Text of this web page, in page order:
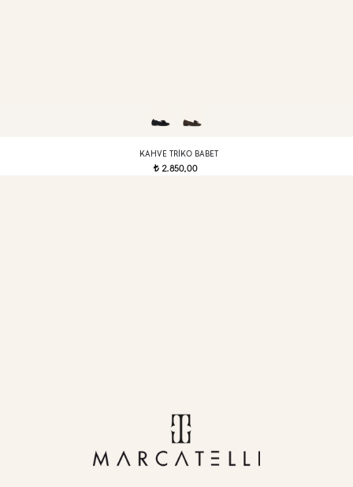
KAHVE TRIKO BABET
t 2.850,00